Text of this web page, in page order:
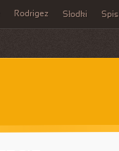
Rodrigez Słodki Spis